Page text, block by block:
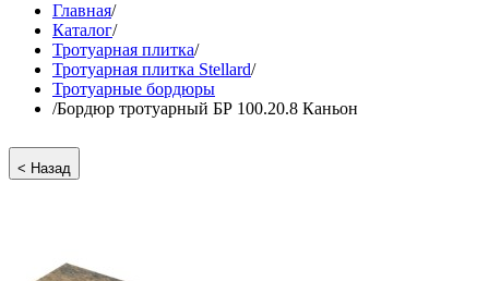
Главная/
Каталог/
Тротуарная плитка/
Тротуарная плитка Stellard/
Тротуарные бордюры
/Бордюр тротуарный БР 100.20.8 Каньон